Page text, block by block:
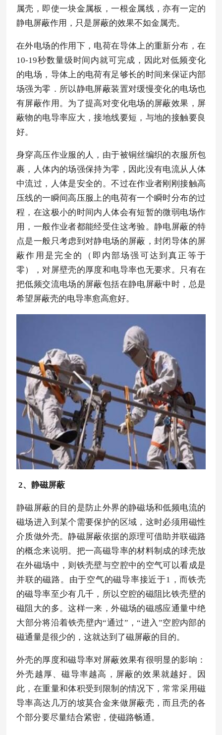
属壳，即使一块金属板，一根金属线，亦有一定的
静电屏蔽作用，只是屏蔽的效果不如金属壳。
在外电场的作用下，电荷在导体上的重新分布，在
10-19秒数量级时间内就可完成，因此对低频变化
的电场，导体上的电荷有足够长的时间来保证内部
场强为零．所以静电屏蔽装置对缓慢变化的电场也
有屏蔽作用。为了提高对变化电场的屏蔽效果，屏
蔽物的电导率应大，接地线要短，与地的接触要良
好。
身穿高压作业服的人，由于被铜丝编织的衣服所包
裹，人体内的场强保持为零，因此没有电流从人体
中流过，人体是安全的。不过在作业者刚刚接触高
压线的一瞬间高压服上的电荷有一个瞬时分布的过
程，在这极小的时间内人体会有短暂的微弱电场作
用，一般作业者都能经受住这考验。静电屏蔽的特
点是一般只考虑到对静电场的屏蔽，封闭导体的屏
蔽作用是完全的（即内部场强可达到真正等于
零），对屏壁壳的厚度和电导率也无要求。只有在
把低频交流电场的屏蔽包括在静电屏蔽中时，总是
希望屏蔽壳的电导率愈高愈好。
2、静磁屏蔽
静磁屏蔽的目的是防止外界的静磁场和低频电流的
磁场进入到某个需要保护的区域，这时必须用磁性
介质做外壳。静磁屏蔽依据的原理可借助并联磁路
的概念来说明。把一高磁导率的材料制成的球壳放
在外磁场中，则铁壳壁与空腔中的空气可以看成是
并联的磁路。由于空气的磁导率接近于1，而铁壳
的磁导率至少有几千，所以空腔的磁阻比铁壳壁的
磁阻大的多。这样一来，外磁场的磁感应通量中绝
大部分将沿着铁壳壁内“通过”，“进入”空腔内部的
磁通量是很少的，这就达到了磁屏蔽的目的。
外壳的厚度和磁导率对屏蔽效果有很明显的影响：
外壳越厚、磁导率越高，屏蔽的效果就越好。因
此，在重量和体积受到限制的情况下，常常采用磁
导率高达几万的坡莫合金来做屏蔽壳，而且壳的各
个部分要尽量结合紧密，使磁路畅通。